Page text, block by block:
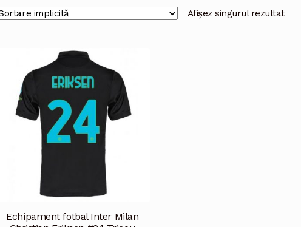
Afișez singurul rezultat
Echipament fotbal Inter Milan